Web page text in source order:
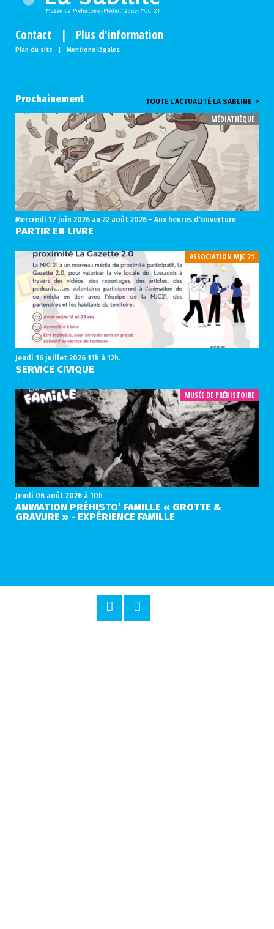
Contact | Plus d'information
Plan du site Mentions légales
Prochainement TOUTE L'ACTUALITÉ LA SABLINE >
MÉDIATHÈQUE
Mercredi 17 juin 2026au 22 août 2026 - Aux heures d'ouverture
PARTIR EN LIVRE
ASSOCIATION MJC 21
Jeudi 16 juillet 202611h à 12h.
SERVICE CIVIQUE
MUSÉE DE PRÉHISTOIRE
Jeudi 06 août 2026à 10h
ANIMATION PRÉHISTO’ FAMILLE « GROTTE &
GRAVURE » - EXPÉRIENCE FAMILLE